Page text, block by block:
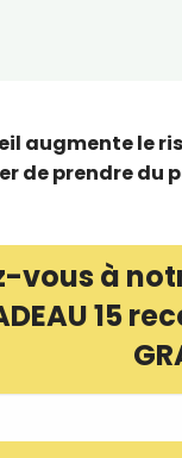
augmente le
de prendre du
vous à
15